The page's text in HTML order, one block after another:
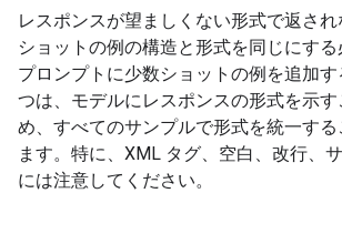
レスポンスが望ましくない形式で返さ
ショットの例の構造と形式を同じにする
プロンプトに少数ショットの例を追加
つは、モデルにレスポンスの形式を示
め、すべてのサンプルで形式を統一する
ます。特に、XML タグ、空白、改行、
には注意してください。